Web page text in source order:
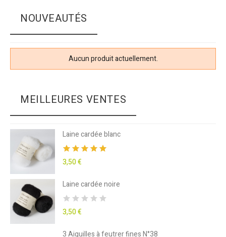
NOUVEAUTÉS
Aucun produit actuellement.
MEILLEURES VENTES
Laine cardée blanc
3,50 €
Laine cardée noire
3,50 €
3 Aiguilles à feutrer fines N°38